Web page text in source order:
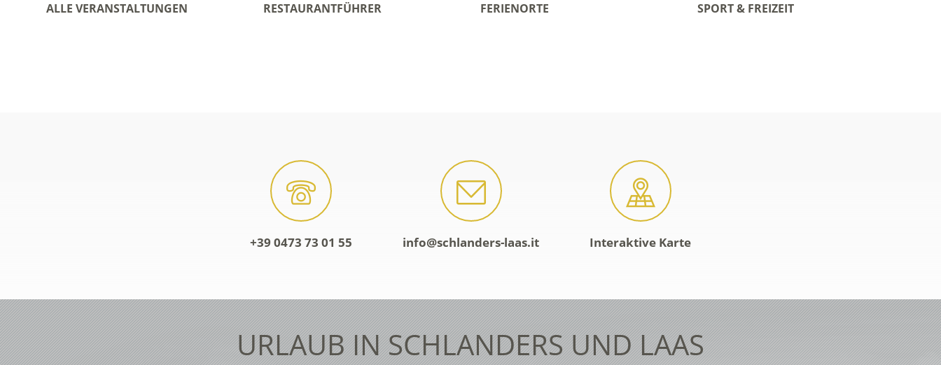
ALLE VERANSTALTUNGEN RESTAURANTFÜHRER FERIENORTE SPORT & FREIZEIT
+39 0473 73 01 55 info@schlanders-laas.it Interaktive Karte
URLAUB IN SCHLANDERS UND LAAS